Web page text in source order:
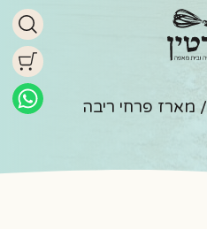
/ מארז פרחי ריבה